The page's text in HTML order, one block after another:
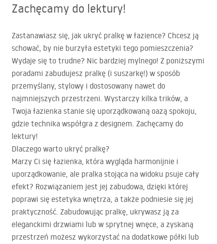
Zachęcamy do lektury!
Zastanawiasz się, jak ukryć pralkę w łazience? Chcesz ją
schować, by nie burzyła estetyki tego pomieszczenia?
Wydaje się to trudne? Nic bardziej mylnego! Z poniższymi
poradami zabudujesz pralkę (i suszarkę!) w sposób
przemyślany, stylowy i dostosowany nawet do
najmniejszych przestrzeni. Wystarczy kilka trików, a
Twoja łazienka stanie się uporządkowaną oazą spokoju,
gdzie technika współgra z designem. Zachęcamy do
lektury!
Dlaczego warto ukryć pralkę?
Marzy Ci się łazienka, która wygląda harmonijnie i
uporządkowanie, ale pralka stojąca na widoku psuje cały
efekt? Rozwiązaniem jest jej zabudowa, dzięki której
poprawi się estetyka wnętrza, a także podniesie się jej
praktyczność. Zabudowując pralkę, ukrywasz ją za
eleganckimi drzwiami lub w sprytnej wnęce, a zyskaną
przestrzeń możesz wykorzystać na dodatkowe półki lub